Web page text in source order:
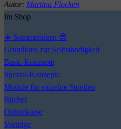
Autor: Martina Flocken
Im Shop
☀️ Sommerideen 😎
Grundkurs zur Selbständigkeit
Basic-Konzepte
Spezial-Konzepte
Module für einzelne Stunden
Bücher
Onlinekurse
Vorträge